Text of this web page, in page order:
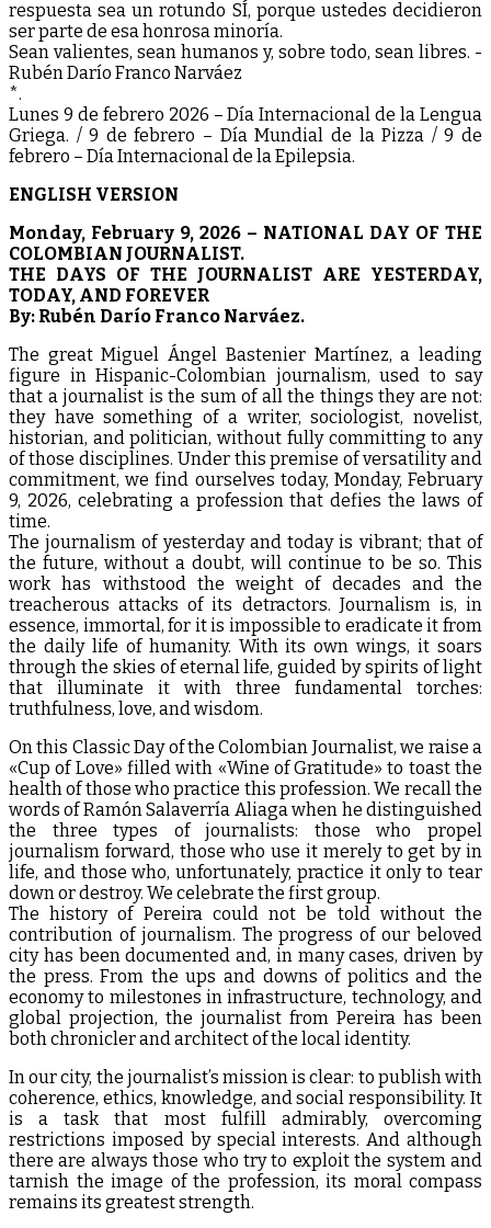
respuesta sea un rotundo SÍ, porque ustedes decidieron
ser parte de esa honrosa minoría.
Sean valientes, sean humanos y, sobre todo, sean libres. -
Rubén Darío Franco Narváez
*.
Lunes 9 de febrero 2026 – Día Internacional de la Lengua
Griega. / 9 de febrero – Día Mundial de la Pizza / 9 de
febrero – Día Internacional de la Epilepsia.
ENGLISH VERSION
Monday, February 9, 2026 – NATIONAL DAY OF THE
COLOMBIAN JOURNALIST.
THE DAYS OF THE JOURNALIST ARE YESTERDAY,
TODAY, AND FOREVER
By: Rubén Darío Franco Narváez.
The great Miguel Ángel Bastenier Martínez, a leading
figure in Hispanic-Colombian journalism, used to say
that a journalist is the sum of all the things they are not:
they have something of a writer, sociologist, novelist,
historian, and politician, without fully committing to any
of those disciplines. Under this premise of versatility and
commitment, we find ourselves today, Monday, February
9, 2026, celebrating a profession that defies the laws of
time.
The journalism of yesterday and today is vibrant; that of
the future, without a doubt, will continue to be so. This
work has withstood the weight of decades and the
treacherous attacks of its detractors. Journalism is, in
essence, immortal, for it is impossible to eradicate it from
the daily life of humanity. With its own wings, it soars
through the skies of eternal life, guided by spirits of light
that illuminate it with three fundamental torches:
truthfulness, love, and wisdom.
On this Classic Day of the Colombian Journalist, we raise a
«Cup of Love» filled with «Wine of Gratitude» to toast the
health of those who practice this profession. We recall the
words of Ramón Salaverría Aliaga when he distinguished
the three types of journalists: those who propel
journalism forward, those who use it merely to get by in
life, and those who, unfortunately, practice it only to tear
down or destroy. We celebrate the first group.
The history of Pereira could not be told without the
contribution of journalism. The progress of our beloved
city has been documented and, in many cases, driven by
the press. From the ups and downs of politics and the
economy to milestones in infrastructure, technology, and
global projection, the journalist from Pereira has been
both chronicler and architect of the local identity.
In our city, the journalist’s mission is clear: to publish with
coherence, ethics, knowledge, and social responsibility. It
is a task that most fulfill admirably, overcoming
restrictions imposed by special interests. And although
there are always those who try to exploit the system and
tarnish the image of the profession, its moral compass
remains its greatest strength.